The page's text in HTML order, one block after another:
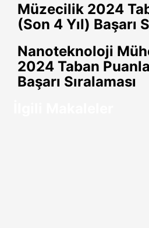
Posta
ile
Müzecilik 2024
(Son 4 Yıl) Başarı
Nanoteknoloji
2024 Taban
Başarı Sıralaması